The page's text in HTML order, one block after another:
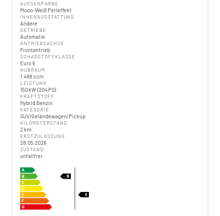
AUSSENFARBE
Moon-Weiß Perleffekt
INNENAUSSTATTUNG
Andere
GETRIEBE
Automatik
ANTRIEBSACHSE
Frontantrieb
SCHADSTOFFKLASSE
Euro 6
HUBRAUM
1.498 ccm
LEISTUNG
150 kW (204 PS)
KRAFTSTOFF
Hybrid Benzin
KATEGORIE
SUV/Geländewagen/Pickup
KILOMETERSTAND
2 km
ERSTZULASSUNG
28.05.2026
ZUSTAND
unfallfrei